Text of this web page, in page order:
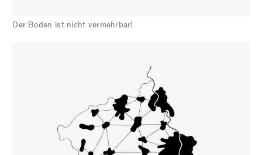
Der Boden ist nicht vermehrbar!